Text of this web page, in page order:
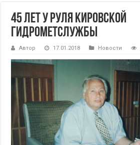
45 лет у руля Кировской
гидрометслужбы
Автор 17.01.2018 Новости